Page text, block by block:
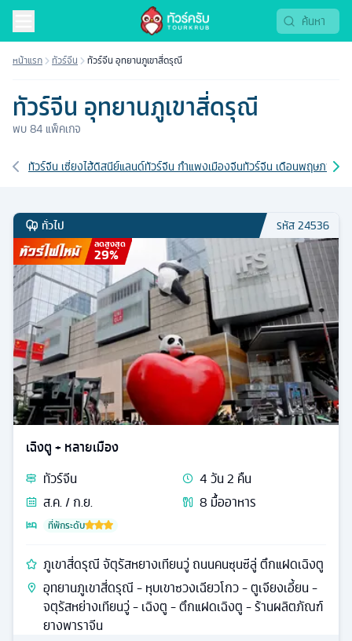
หน้าแรก ทัวร์จีน ทัวร์จีน อุทยานภูเขาสี่ดรุณี
ทัวร์จีน อุทยานภูเขาสี่ดรุณี
พบ84 แพ็คเกจ
เส้นทางที่เกี่ยวข้อง
ทัวร์จีน เซี่ยงไฮ้ดิสนีย์แลนด์ทัวร์จีน กำแพงเมืองจีนทัวร์จีน เดือนพฤษภาคม
ทั่วไป รหัส24536
ลดสูงสุด
29%
เฉิงตู + หลายเมือง
ทัวร์จีน 4วัน2 คืน
ส.ค. / ก.ย.
8 มื้ออาหาร
ที่พักระดับ
ภูเขาสี่ดรุณี จัตุรัสหยางเทียนวู่ ถนนคนซุนซีลู่ ตึกแฝดเฉิงตู
อุทยานภูเขาสี่ดรุณี - หุบเขาซวงเฉียวโกว - ตูเจียงเอี้ยน -
จตุรัสหย่างเทียนวู่ - เฉิงตู - ตึกแฝดเฉิงตู - ร้านผลิตภัณฑ์
ยางพาราจีน